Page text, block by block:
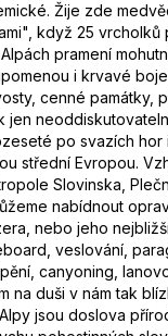
Žije zde
když 25 vrcholků
pramení
i krvavé
cenné památky,
jen
po svazích hor
střední Evropou.
Slovinska,
nabídnout
nebo jeho
veslování,
canyoning,
na duši v nám tak
jsou doslova